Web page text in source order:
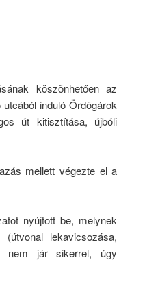
köszönhetően az
induló Ördögárok
út kitisztítása, újbóli
mellett végezte el a
nyújtott be, melynek
lekavicsozása,
nem jár sikerrel, úgy